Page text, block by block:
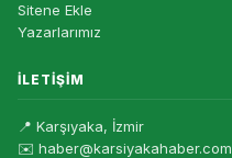
Sitene Ekle
Yazarlarımız
İLETIŞIM
📍 Karşıyaka, İzmir
✉️ haber@karsiyakahaber.com